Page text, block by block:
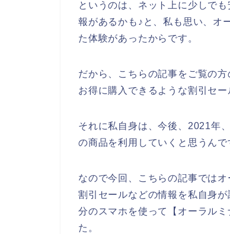
というのは、ネット上に少しで
報があるかも♪と、私も思い、オ
た体験があったからです。
だから、こちらの記事をご覧の
お得に購入できるような割引セ
それに私自身は、今後、2021年
の商品を利用していくと思うんで
なので今回、こちらの記事では
割引セールなどの情報を私自身
分のスマホを使って【オーラル
た。